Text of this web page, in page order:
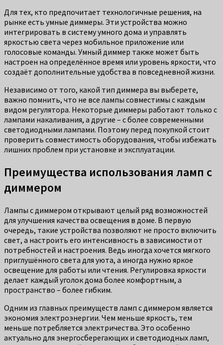
Для тех, кто предпочитает технологичные решения, на
рынке есть умные диммеры. Эти устройства можно
интегрировать в систему умного дома и управлять
яркостью света через мобильное приложение или
голосовые команды. Умный диммер также может быть
настроен на определённое время или уровень яркости, что
создаёт дополнительные удобства в повседневной жизни.
Независимо от того, какой тип диммера вы выберете,
важно помнить, что не все лампы совместимы с каждым
видом регулятора. Некоторые диммеры работают только с
лампами накаливания, а другие – с более современными
светодиодными лампами. Поэтому перед покупкой стоит
проверить совместимость оборудования, чтобы избежать
лишних проблем при установке и эксплуатации.
Преимущества использования ламп с
диммером
Лампы с диммером открывают целый ряд возможностей
для улучшения качества освещения в доме. В первую
очередь, такие устройства позволяют не просто включить
свет, а настроить его интенсивность в зависимости от
потребностей и настроения. Ведь иногда хочется мягкого
приглушённого света для уюта, а иногда нужно яркое
освещение для работы или чтения. Регулировка яркости
делает каждый уголок дома более комфортным, а
пространство – более гибким.
Одним из главных преимуществ ламп с диммером является
экономия электроэнергии. Чем меньше яркость, тем
меньше потребляется электричества. Это особенно
актуально для энергосберегающих и светодиодных ламп,